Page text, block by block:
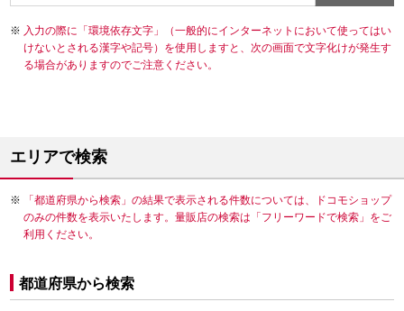
入力の際に「環境依存文字」（一般的にインターネットにおいて使ってはい
けないとされる漢字や記号）を使用しますと、次の画面で文字化けが発生す
る場合がありますのでご注意ください。
エリアで検索
「都道府県から検索」の結果で表示される件数については、ドコモショップ
のみの件数を表示いたします。量販店の検索は「フリーワードで検索」をご
利用ください。
都道府県から検索